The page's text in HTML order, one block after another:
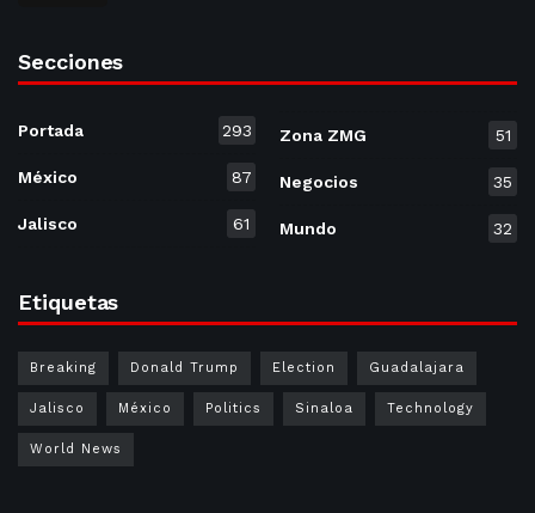
Secciones
Portada 293
México 87
Jalisco 61
Zona ZMG 51
Negocios 35
Mundo 32
Etiquetas
Breaking Donald Trump Election Guadalajara
Jalisco México Politics Sinaloa Technology
World News